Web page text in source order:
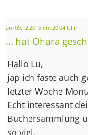
am 09.12.2015 um 20:04 Uhr
... hat Ohara
Hallo Lu,
jap ich faste auch
letzter Woche
Echt interessant
Büchersammlung
so viel.